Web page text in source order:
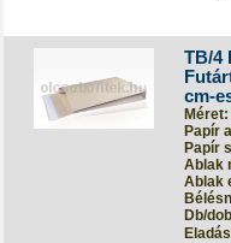
TB/4
cm-
Méret:
Papír
Papír
Ablak
Ablak
Db/